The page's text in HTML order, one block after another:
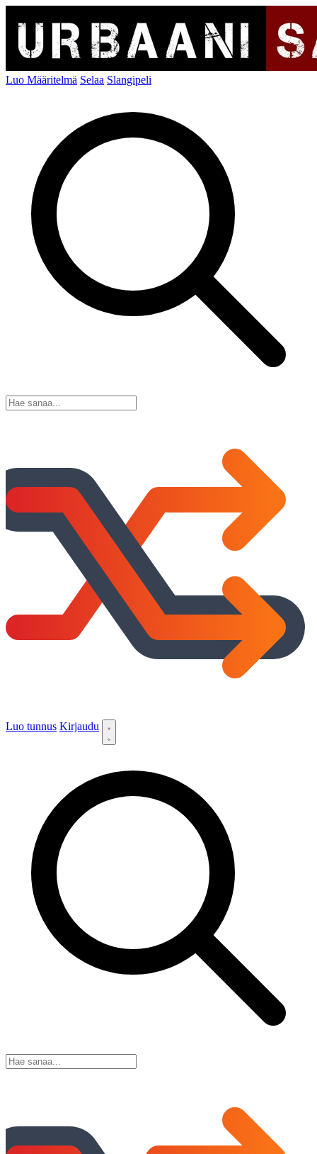
Luo Määritelmä Selaa Slangipeli
Luo tunnus Kirjaudu